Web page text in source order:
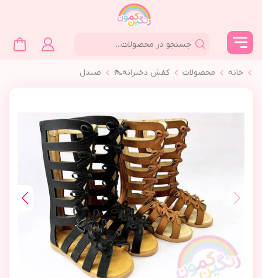
خانه محصولات کفش دخترانه👠 صندل